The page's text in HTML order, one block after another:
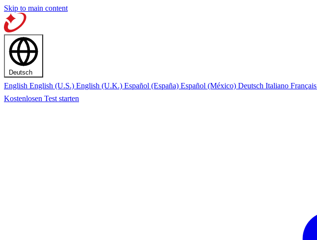
Skip to main content
Deutsch
English English (U.S.) English (U.K.) Español (España) Español (México) Deutsch Italiano Français
Kostenlosen Test starten